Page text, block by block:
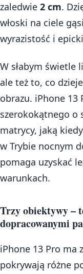
zaledwie 2 cm.
włoski na ciele
wyrazistość i
W słabym świetle
ale też to, co
obrazu. iPhone 13
szerokokątnego o
matrycy, jaką
w Trybie nocnym
pomaga uzyskać
warunkach.
Trzy obiektywy –
dopracowanymi
iPhone 13 Pro ma
pokrywają różne